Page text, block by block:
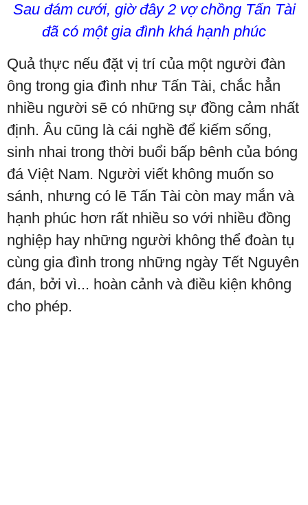
Sau đám cưới, giờ đây 2 vợ chồng Tấn Tài
đã có một gia đình khá hạnh phúc
Quả thực nếu đặt vị trí của một người đàn
ông trong gia đình như Tấn Tài, chắc hẳn
nhiều người sẽ có những sự đồng cảm nhất
định. Âu cũng là cái nghề để kiếm sống,
sinh nhai trong thời buổi bấp bênh của bóng
đá Việt Nam. Người viết không muốn so
sánh, nhưng có lẽ Tấn Tài còn may mắn và
hạnh phúc hơn rất nhiều so với nhiều đồng
nghiệp hay những người không thể đoàn tụ
cùng gia đình trong những ngày Tết Nguyên
đán, bởi vì... hoàn cảnh và điều kiện không
cho phép.